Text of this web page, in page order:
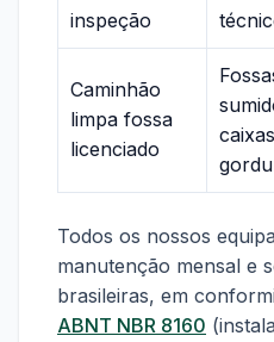
inspeção
Caminhão
limpa fossa
licenciado
Todos os nossos
manutenção mensal e
brasileiras, em
ABNT NBR 8160